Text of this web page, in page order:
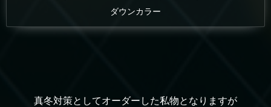
ダウンカラー
真冬対策としてオーダーした私物となりますが